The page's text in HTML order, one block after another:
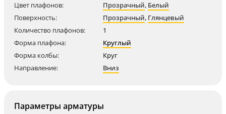
Цвет плафонов:
Прозрачный, Белый
Поверхность:
Прозрачный, Глянцевый
Количество плафонов:
1
Форма плафона:
Круглый
Форма колбы:
Круг
Направление:
Вниз
Параметры арматуры